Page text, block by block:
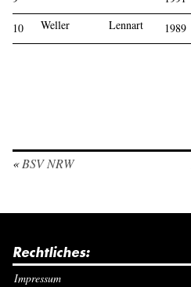
10 Weller Lennart 1989
«BSV NRW
Rechtliches:
Impressum